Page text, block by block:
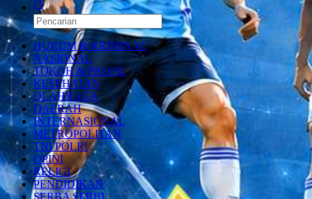
HUKUM & KRIMINAL
NASIONAL
TOKOH & PROFIL
KESEHATAN
OLAHRAGA
DAERAH
INTERNASIONAL
METROPOLITAN
TNI POLRI
OPINI
RELIGI
PENDIDIKAN
SERBA SERBI